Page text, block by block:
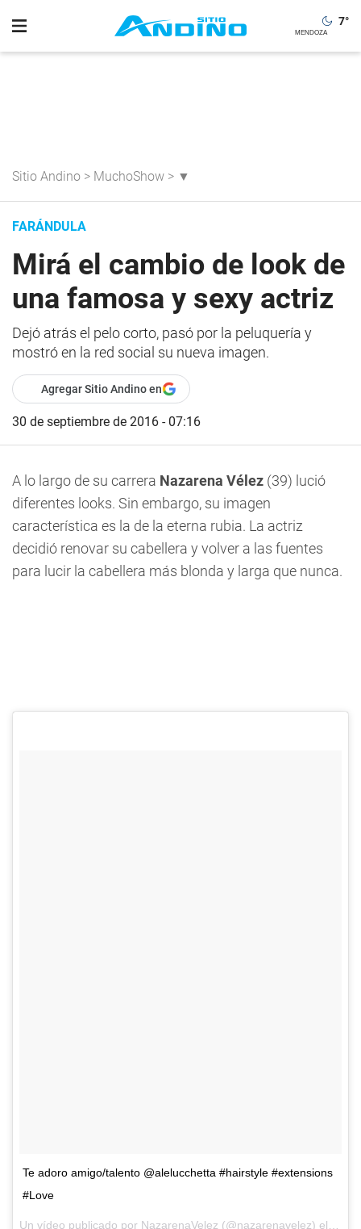
7°
Sitio Andino > MuchoShow > ▼
FARÁNDULA
Mirá el cambio de look de
una famosa y sexy actriz
Dejó atrás el pelo corto, pasó por la peluquería y
mostró en la red social su nueva imagen.
Agregar Sitio Andino en
30 de septiembre de 2016 - 07:16
A lo largo de su carrera Nazarena Vélez (39) lució
diferentes looks. Sin embargo, su imagen
característica es la de la eterna rubia. La actriz
decidió renovar su cabellera y volver a las fuentes
para lucir la cabellera más blonda y larga que nunca.
Te adoro amigo/talento @alelucchetta #hairstyle #extensions
#Love